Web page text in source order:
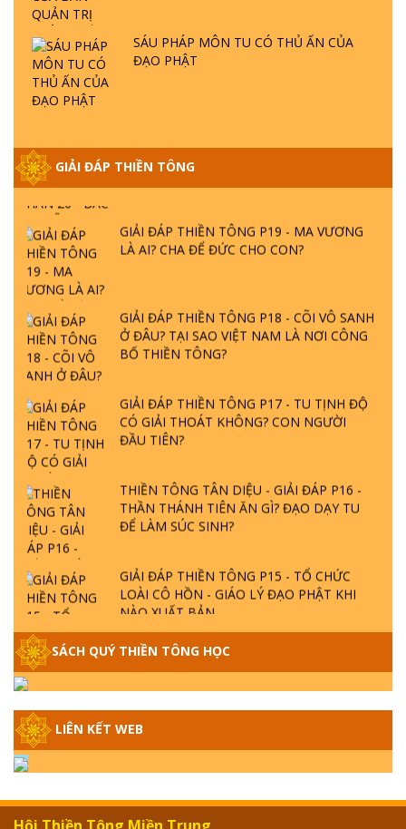
SÁU PHÁP MÔN TU CÓ THỦ ẤN CỦA
ĐẠO PHẬT
GIẢI ĐÁP THIỀN TÔNG
GIẢI ĐÁP VỀ LỄ TIỄN THIỀN TÔNG SƯ
NGỌC LÂM VỀ PHẬT GIỚI
- BÁC NGUYỄN NHÂN LÀ AI? PHIỀN NÃO
DO ĐÂU MÀ CÓ?
LÀ AI? CHA ĐỂ ĐỨC CHO CON?
Ở ĐÂU? TẠI SAO VIỆT NAM LÀ NƠI CÔNG
BỐ THIỀN TÔNG?
CÓ GIẢI THOÁT KHÔNG? CON NGƯỜI
ĐẦU TIÊN?
THẦN THÁNH TIÊN ĂN GÌ? ĐẠO DẠY TU
ĐỂ LÀM SÚC SINH?
LOÀI CÔ HỒN - GIÁO LÝ ĐẠO PHẬT KHI
NÀO XUẤT BẢN
GIẢI ĐÁP THIỀN TÔNG ĐẶC BIỆT - P14 -
GIẢI ĐÁP THIỀN TÔNG ĐẶC BIỆT - P13 -
CON NGƯỜI TU THÀNH PHẬT ĐƯỢC
KHÔNG? XÁ LỢI PHẬT THẬT - GIẢ | TTTD
GIẢI ĐÁP THIỀN TÔNG ĐẶC BIỆT - P12 -
SÁCH QUÝ THIỀN TÔNG HỌC
LIÊN KẾT WEB